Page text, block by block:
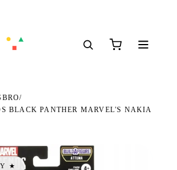
/
BLACK PANTHER MARVEL'S NAKIA
★